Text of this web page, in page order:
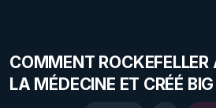
COMMENT
LA MÉDECINE ET CRÉÉ